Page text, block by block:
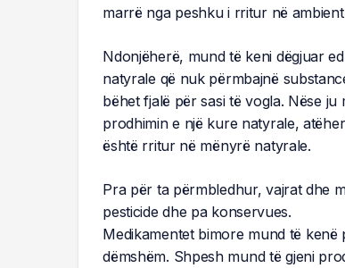
marrë nga peshku i rritur në
Ndonjëherë, mund të keni dëgjuar
natyrale që nuk përmbajnë
bëhet fjalë për sasi të vogla. Nëse
prodhimin e një kure natyrale,
është rritur në mënyrë natyrale.
Pra për ta përmbledhur, vajrat dhe
pesticide dhe pa konservues.
Medikamentet bimore mund të
dëmshëm. Shpesh mund të gjeni